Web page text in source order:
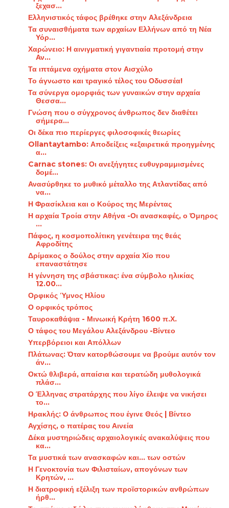
ξεχασ...
Ελληνιστικός τάφος βρέθηκε στην Αλεξάνδρεια
Τα συναισθήματα των αρχαίων Ελλήνων από τη Νέα
Υόρ...
Χαρώνειο: Η αινιγματική γιγαντιαία προτομή στην
Αν...
Τα ιπτάμενα οχήματα στον Αισχύλο
Το άγνωστο και τραγικό τέλος του Οδυσσέα!
Τα σύνεργα ομορφιάς των γυναικών στην αρχαία
Θεσσα...
Γνώση που ο σύγχρονος άνθρωπος δεν διαθέτει
σήμερα...
Οι δέκα πιο περίεργες φιλοσοφικές θεωρίες
Ollantaytambo: Αποδείξεις «εξαιρετικά προηγμένης
α...
Carnac stones: Οι ανεξήγητες ευθυγραμμισμένες
δομέ...
Ανασύρθηκε το μυθικό μέταλλο της Ατλαντίδας από
να...
Η Φρασίκλεια και ο Κούρος της Μερέντας
Η αρχαία Τροία στην Αθήνα -Οι ανασκαφές, ο Όμηρος
...
Πάφος, η κοσμοπολίτικη γενέτειρα της θεάς
Αφροδίτης
Δρίμακος ο δούλος στην αρχαία Χίο που
επαναστάτησε
Η γέννηση της σβάστικας: ένα σύμβολο ηλικίας
12.00...
Ορφικός Ύμνος Ηλίου
Ο ορφικός τρόπος
Ταυροκαθάψια - Μινωική Κρήτη 1600 π.Χ.
Ο τάφος του Μεγάλου Αλεξάνδρου -Βίντεο
Υπερβόρειοι και Απόλλων
Πλάτωνας: Όταν κατορθώσουμε να βρούμε αυτόν τον
άν...
Οκτώ θλιβερά, απαίσια και τερατώδη μυθολογικά
πλάσ...
Ο Έλληνας στρατάρχης που λίγο έλειψε να νικήσει
το...
Ηρακλής: Ο άνθρωπος που έγινε Θεός | Βίντεο
Αγχίσης, ο πατέρας του Αινεία
Δέκα μυστηριώδεις αρχαιολογικές ανακαλύψεις που
κα...
Τα μυστικά των ανασκαφών και... των οστών
Η Γενοκτονία των Φιλισταίων, απογόνων των
Κρητών, ...
Η διατροφική εξέλιξη των προϊστορικών ανθρώπων
ήρθ...